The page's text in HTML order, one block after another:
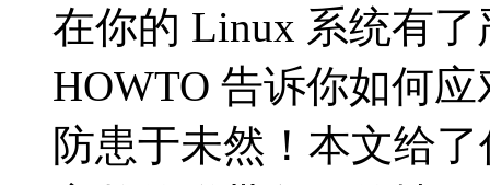
在你的 Linux 系统有
HOWTO 告诉你如何
防患于未然！本文给